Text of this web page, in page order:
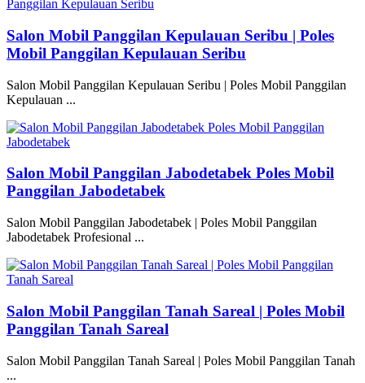
Salon Mobil Panggilan Kepulauan Seribu | Poles
Mobil Panggilan Kepulauan Seribu
Salon Mobil Panggilan Kepulauan Seribu | Poles Mobil Panggilan
Kepulauan ...
Salon Mobil Panggilan Jabodetabek Poles Mobil
Panggilan Jabodetabek
Salon Mobil Panggilan Jabodetabek | Poles Mobil Panggilan
Jabodetabek Profesional ...
Salon Mobil Panggilan Tanah Sareal | Poles Mobil
Panggilan Tanah Sareal
Salon Mobil Panggilan Tanah Sareal | Poles Mobil Panggilan Tanah
...